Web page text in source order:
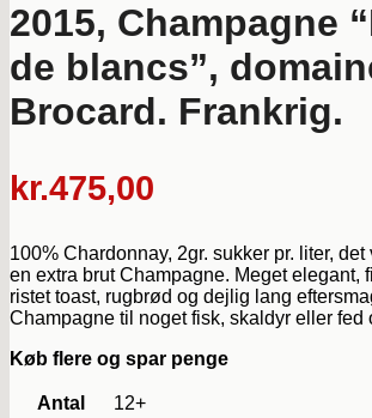
2015, Champagne
de blancs”,
Brocard. Frankrig.
kr.475,00
100% Chardonnay, 2gr. sukker pr. liter,
en extra brut Champagne. Meget elegant,
ristet toast, rugbrød og dejlig lang
Champagne til noget fisk, skaldyr eller fed
Køb flere og spar penge
Antal
12+